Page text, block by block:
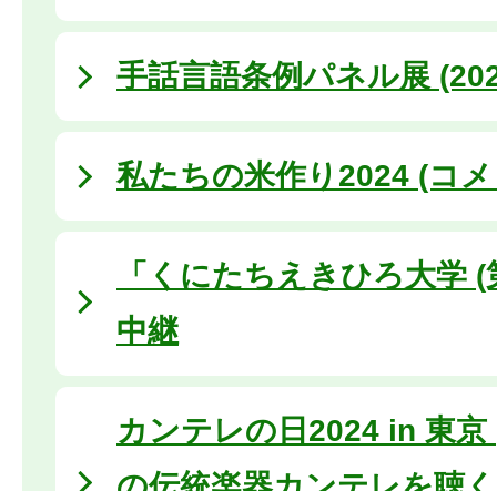
手話言語条例パネル展
私たちの米作り2024 (コ
「くにたちえきひろ大学
中継
カンテレの日2024 in 東